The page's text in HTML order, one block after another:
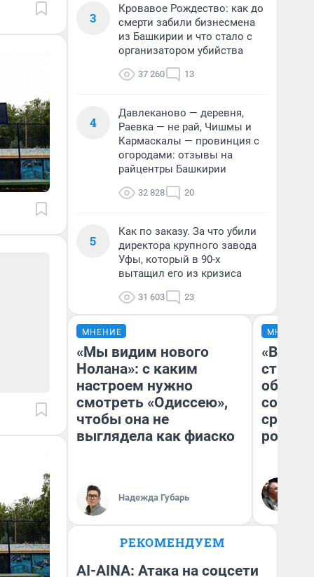
3
Кровавое Рождество: как до
смерти забили бизнесмена
из Башкирии и что стало с
организатором убийства
37 260 13
4
Давлеканово — деревня,
Раевка — не рай, Чишмы и
Кармаскалы — провинция с
огородами: отзывы на
райцентры Башкирии
32 828 20
5
Как по заказу. За что убили
директора крупного завода
Уфы, который в 90-х
вытащил его из кризиса
31 603 23
МНЕНИЕ
«Мы видим нового
Нолана»: с каким
настроем нужно
смотреть «Одиссею»,
чтобы она не
выглядела как фиаско
Надежда Губарь
МНЕНИЕ
«В
РЕКОМЕНДУЕМ
AI-AINA: Атака на соцсети